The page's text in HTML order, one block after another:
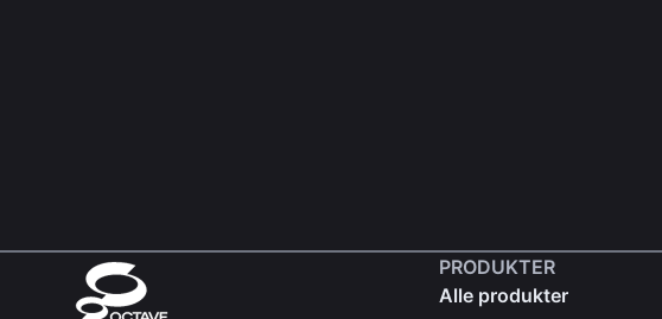
PRODUKTER
Alle produkter